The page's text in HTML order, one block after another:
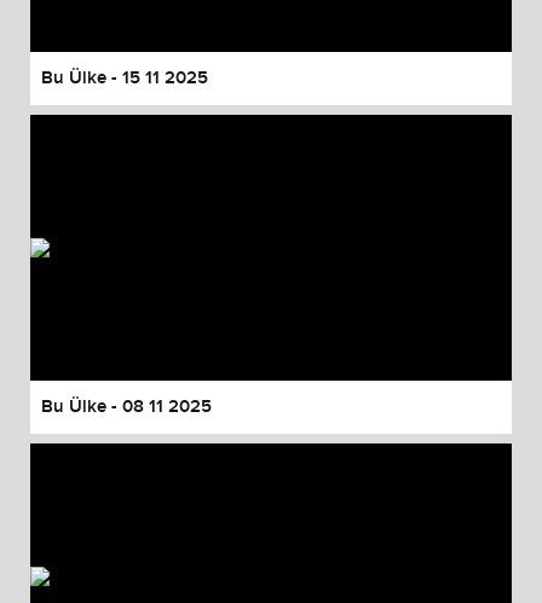
Bu Ülke - 15 11 2025
Bu Ülke - 08 11 2025